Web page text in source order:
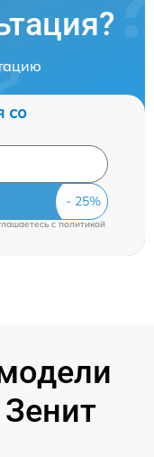
со
cполитикой